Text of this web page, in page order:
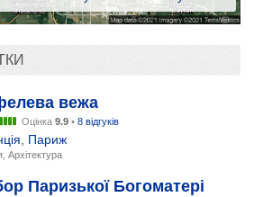
вежа
Оцінка 9.9 • 8 відгуків
Париж
Архітектура
Паризької Богоматері